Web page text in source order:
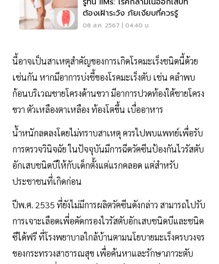
ต้องเฝ้าระวัง ภัยเงียบที่ควรรู้
08 ส.ค. 2567 | 04:40 น.
นี้อาจเป็นสาเหตุสำคัญของการเกิดโรคมะเร็งชนิดนี้ด้วย
เช่นกัน หากมีอาการบ่งชี้ของโรคมะเร็งตับ เช่น คลำพบ
ก้อนบริเวณชายโครงด้านขวา มีอาการปวดท้องใต้ชายโครง
ขวา ตัวเหลืองตาเหลือง ท้องโตขึ้น เบื่ออาหาร
น้ำหนักลดลงโดยไม่ทราบสาเหตุ ควรไปพบแพทย์เพื่อรับ
การตรวจวินิจฉัย ในปัจจุบันมีการฉีดวัคซีนป้องกันไวรัสตับ
อักเสบชนิดบีให้กับเด็กตั้งแต่แรกคลอด แต่สำหรับ
ประชาชนที่เกิดก่อน
ปีพ.ศ. 2535 ที่ยังไม่มีการผลิตวัคซีนดังกล่าว สามารถไปรับ
การเจาะเลือดเพี่อคัดกรองไวรัสตับอักเสบชนิดบีและชนิด
ซีได้ฟรี ที่โรงพยาบาลใกล้บ้านตามนโยบายมะเร็งครบวงจร
ของกระทรวงสาธารณสุข เพื่อค้นหาและรักษาภาวะตับ